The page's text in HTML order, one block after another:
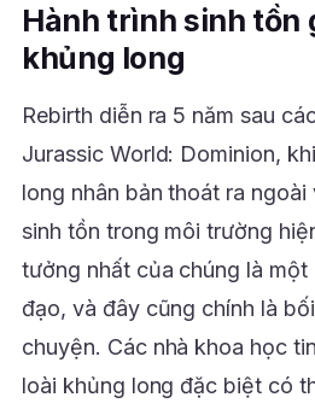
Hành trình sinh tồn
khủng long
Rebirth diễn ra 5 năm sau
Jurassic World: Dominion,
long nhân bản thoát ra ngoài
sinh tồn trong môi trường
tưởng nhất của chúng là một
đạo, và đây cũng chính là
chuyện. Các nhà khoa học
loài khủng long đặc biệt có